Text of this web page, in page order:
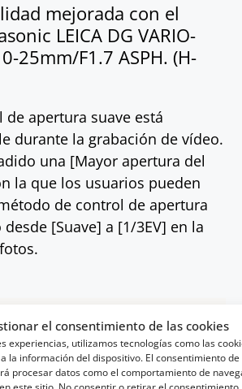
el consentimiento de las cookies
experiencias, utilizamos tecnologías como las
la información del dispositivo. El consentimiento de
procesar datos como el comportamiento de
mejorada con el
LEICA DG VARIO-
25mm/F1.7 ASPH. (H-
de apertura suave está
durante la grabación de vídeo.
una [Mayor apertura del
la que los usuarios pueden
de control de apertura
[Suave] a [1/3EV] en la
Perfect. Apoyando estrechamente
lideran la cultura de la imagen,
una experiencia que les permite ser